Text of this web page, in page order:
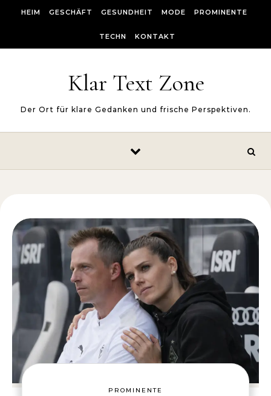
HEIM GESCHÄFT GESUNDHEIT MODE PROMINENTE
TECHN KONTAKT
Klar Text Zone
Der Ort für klare Gedanken und frische Perspektiven.
PROMINENTE